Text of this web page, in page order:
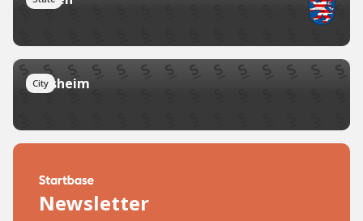
City
Bensheim
Newsletter